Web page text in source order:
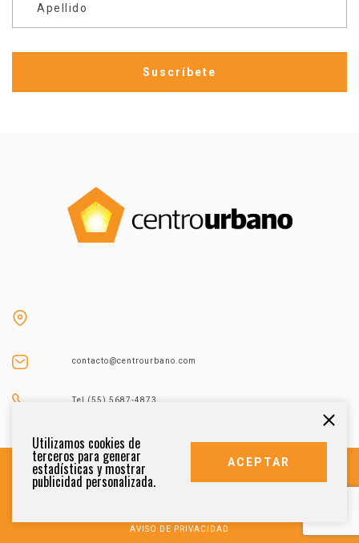
Apellido
contacto@centrourbano.com
Tel (55) 5687-4873
AVISO DE PRIVACIDAD
Utilizamos cookies de
terceros para generar
estadísticas y mostrar
publicidad personalizada.
ACEPTAR